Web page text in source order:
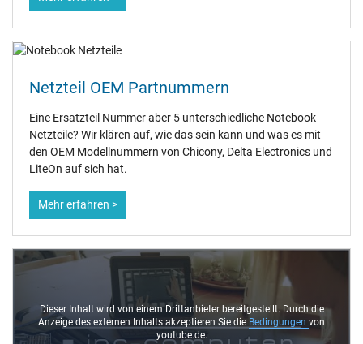
Netzteil OEM Partnummern
Eine Ersatzteil Nummer aber 5 unterschiedliche Notebook
Netzteile? Wir klären auf, wie das sein kann und was es mit
den OEM Modellnummern von Chicony, Delta Electronics und
LiteOn auf sich hat.
Mehr erfahren >
Dieser Inhalt wird von einem Drittanbieter bereitgestellt. Durch die
Anzeige des externen Inhalts akzeptieren Sie die Bedingungen von
youtube.de.